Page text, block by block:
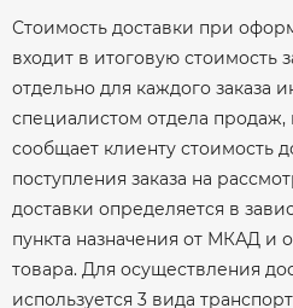
Стоимость доставки при
входит в итоговую стоимость
отдельно для каждого заказа
специалистом отдела
сообщает клиенту стоимость
поступления заказа на
доставки определяется в
пункта назначения от МКАД и
товара. Для осуществления
используется 3 вида